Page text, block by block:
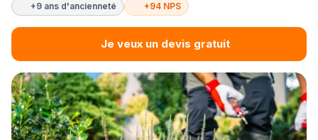
+9 ans d'ancienneté +94 NPS
Je veux un devis gratuit